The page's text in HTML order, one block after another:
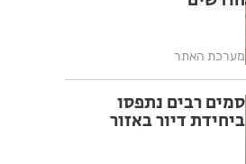
מערכת האתר
סמים רבים נתפסו
ביחידת דיור באזור